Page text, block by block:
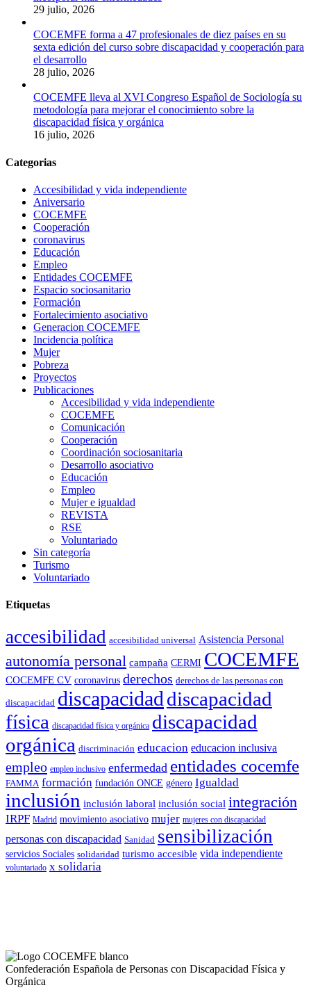
29 julio, 2026
COCEMFE forma a 47 profesionales de diez países en su
sexta edición del curso sobre discapacidad y cooperación para
el desarrollo
28 julio, 2026
COCEMFE lleva al XVI Congreso Español de Sociología su
metodología para mejorar el conocimiento sobre la
discapacidad física y orgánica
16 julio, 2026
Categorias
Accesibilidad y vida independiente
Aniversario
COCEMFE
Cooperación
coronavirus
Educación
Empleo
Entidades COCEMFE
Espacio sociosanitario
Formación
Fortalecimiento asociativo
Generacion COCEMFE
Incidencia política
Mujer
Pobreza
Proyectos
Publicaciones
Accesibilidad y vida independiente
COCEMFE
Comunicación
Cooperación
Coordinación sociosanitaria
Desarrollo asociativo
Educación
Empleo
Mujer e igualdad
REVISTA
RSE
Voluntariado
Sin categoría
Turismo
Voluntariado
Etiquetas
accesibilidad accesibilidad universal Asistencia Personal
autonomía personal campaña CERMI COCEMFE
COCEMFE CV coronavirus derechos derechos de las personas con
discapacidad discapacidad discapacidad
física discapacidad física y orgánica discapacidad
orgánica discriminación educacion educacion inclusiva
empleo empleo inclusivo enfermedad entidades cocemfe
FAMMA formación fundación ONCE género Igualdad
inclusión inclusión laboral inclusión social integración
IRPF Madrid movimiento asociativo mujer mujeres con discapacidad
personas con discapacidad Sanidad sensibilización
servicios Sociales solidaridad turismo accesible vida independiente
voluntariado x solidaria
Confederación Española de Personas con Discapacidad Física y
Orgánica